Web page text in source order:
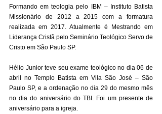
Formando em teologia pelo IBM – Instituto Batista
Missionário de 2012 a 2015 com a formatura
realizada em 2017. Atualmente é Mestrando em
Liderança Cristã pelo Seminário Teológico Servo de
Cristo em São Paulo SP.
Hélio Junior teve seu exame teológico no dia 06 de
abril no Templo Batista em Vila São José – São
Paulo SP, e a ordenação no dia 29 do mesmo mês
no dia do aniversário do TBI. Foi um presente de
aniversário para a igreja.